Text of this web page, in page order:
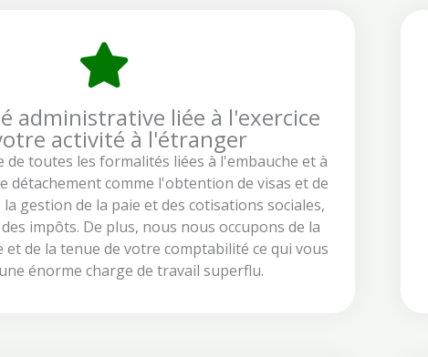
administrative liée à l'exercice
activité à l'étranger
de toutes les formalités liées à l'embauche et à
détachement comme l'obtention de visas et de
gestion de la paie et des cotisations sociales,
impôts. De plus, nous nous occupons de la
de la tenue de votre comptabilité ce qui vous
énorme charge de travail superflu.